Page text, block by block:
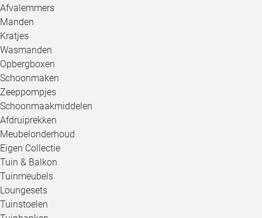
Afvalemmers
Manden
Kratjes
Wasmanden
Opbergboxen
Schoonmaken
Zeeppompjes
Schoonmaakmiddelen
Afdruiprekken
Meubelonderhoud
Eigen Collectie
Tuin & Balkon
Tuinmeubels
Loungesets
Tuinstoelen